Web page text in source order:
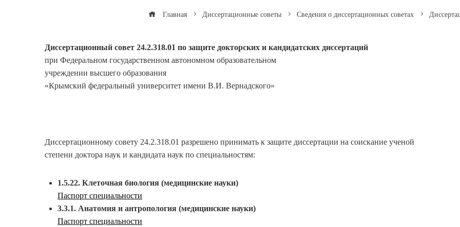
Главная Диссертационные советы Сведения о диссертационных советах
Диссертационный совет 24.2.318.01 по защите докторских и кандидатских диссертаций
при Федеральном государственном автономном образовательном
учреждении высшего образования
«Крымский федеральный университет имени В.И. Вернадского»
Диссертационному совету 24.2.318.01 разрешено принимать к защите диссертации на соискание ученой
степени доктора наук и кандидата наук по специальностям:
1.5.22. Клеточная биология (медицинские науки)
Паспорт специальности
3.3.1. Анатомия и антропология (медицинские науки)
Паспорт специальности